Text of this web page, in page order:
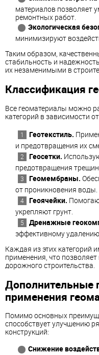
материалов позволяет
ремонтных работ.
Экологическая
минимизируют
Таким образом,
стабильность и
их незаменимыми в
Классификация
Все геоматериалы можно
категорий в зависимости
Геотекстиль.
и предотвращения их
Геосетки.
предотвращения
Геомембраны.
от проникновения воды.
Геоячейки.
укрепляют грунт.
Дренажные
эффективному
Каждая из этих категорий
применения, что
дорожного строительства.
Дополнительные
применения
Помимо основных
способствует улучшению
конструкций:
Снижение